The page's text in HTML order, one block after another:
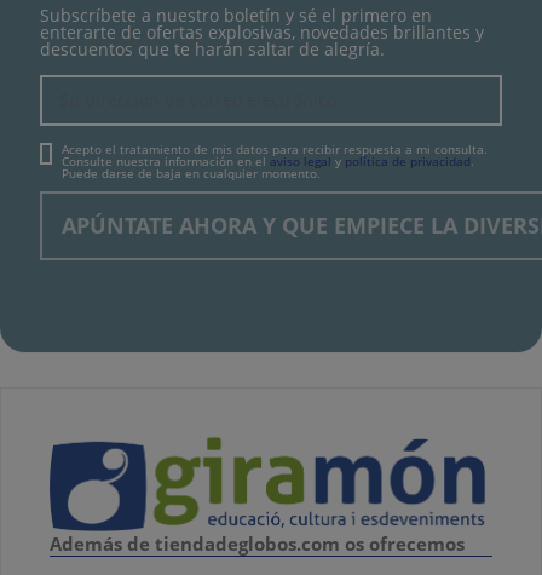
Subscríbete a nuestro boletín y sé el primero en
enterarte de ofertas explosivas, novedades brillantes y
descuentos que te harán saltar de alegría.
Acepto el tratamiento de mis datos para recibir respuesta a mi consulta.
Consulte nuestra información en el aviso legal y política de privacidad
Puede darse de baja en cualquier momento.
Además de tiendadeglobos.com os ofrecemos